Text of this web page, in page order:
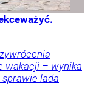
wakacji – wynika
sprawie lada